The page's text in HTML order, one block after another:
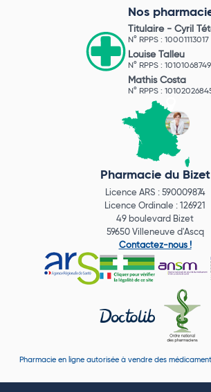
Nos
Titulaire - Cyril
N° RPPS : 10001113017
Louise Talleu
N° RPPS : 10101068749
Mathis Costa
N° RPPS :
Pharmacie du Bizet
Licence ARS : 590009874
Licence Ordinale : 126921
49 boulevard Bizet
59650 Villeneuve d'Ascq
Contactez-nous !
Pharmacie en ligne autorisée à vendre des